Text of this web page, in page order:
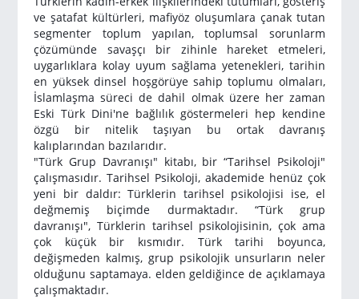
ve şatafat kültürleri, mafiyöz oluşumlara çanak tutan
segmenter toplum yapılan, toplumsal sorunlarm
çözümünde savaşçı bir zihinle hareket etmeleri,
uygarlıklara kolay uyum sağlama yetenekleri, tarihin
en yüksek dinsel hoşgörüye sahip toplumu olmaları,
İslamlaşma süreci de dahil olmak üzere her zaman
Eski Türk Dini'ne bağlılık göstermeleri hep kendine
özgü bir nitelik taşıyan bu ortak davranış
kalıplarından bazılarıdır.
"Türk Grup Davranışı" kitabı, bir “Tarihsel Psikoloji"
çalışmasıdır. Tarihsel Psikoloji, akademide henüz çok
yeni bir daldır: Türklerin tarihsel psikolojisi ise, el
değmemiş biçimde durmaktadır. “Türk grup
davranışı", Türklerin tarihsel psikolojisinin, çok ama
çok küçük bir kısmıdır. Türk tarihi boyunca,
değişmeden kalmış, grup psikolojik unsurların neler
olduğunu saptamaya. elden geldiğince de açıklamaya
çalışmaktadır.